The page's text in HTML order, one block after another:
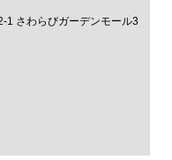
1 さわらびガーデンモール3